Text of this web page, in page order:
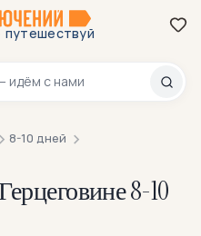
путешествуй
идём с нами
70-23
8-10 дней
8-10